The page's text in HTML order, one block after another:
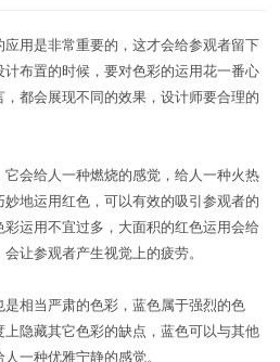
用是非常重要的，这才会给参观者留下
布置的时候，要对色彩的运用花一番心
都会展现不同的效果，设计师要合理的
会给人一种燃烧的感觉，给人一种火热
地运用红色，可以有效的吸引参观者的
运用不宜过多，大面积的红色运用会给
让参观者产生视觉上的疲劳。
相当严肃的色彩，蓝色属于强烈的色
隐藏其它色彩的缺点，蓝色可以与其他
一种优雅宁静的感觉。